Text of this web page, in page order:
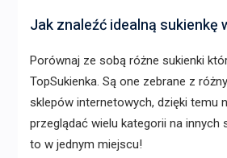
Jak znaleźć idealną sukienkę
Porównaj ze sobą różne sukienki
TopSukienka. Są one zebrane z
sklepów internetowych, dzięki temu
przeglądać wielu kategorii na innych
to w jednym miejscu!